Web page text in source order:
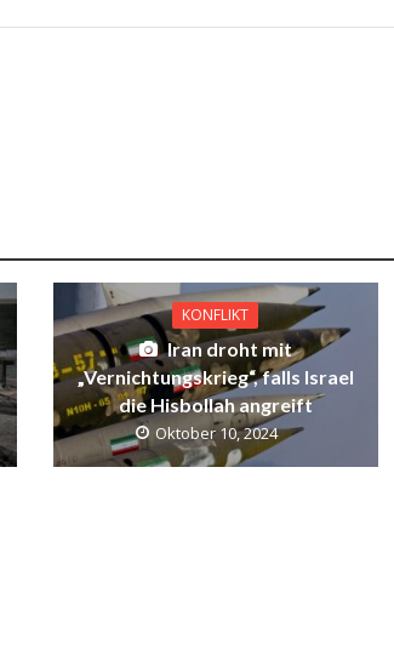
KONFLIKT
Iran droht mit
„Vernichtungskrieg“, falls Israel
die Hisbollah angreift
Oktober 10, 2024